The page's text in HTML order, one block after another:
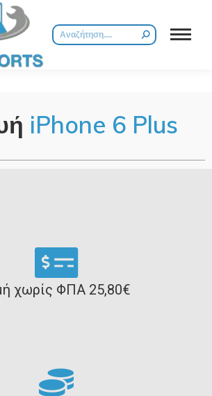
iPhone 6 Plus
χωρίς ΦΠΑ 25,80€